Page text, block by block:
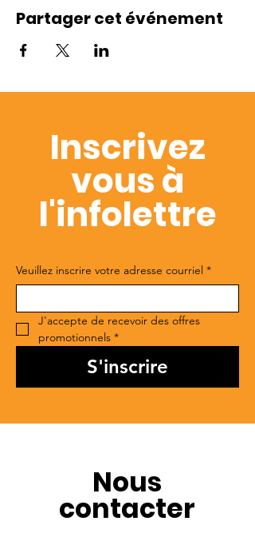
Partager cet événement
Inscrivez
vous à
l'infolettre
Veuillez inscrire votre adresse courriel *
J'accepte de recevoir des offres
promotionnels *
S'inscrire
Nous
contacter